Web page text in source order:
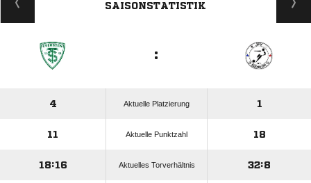
SAISONSTATISTIK
:
4 Aktuelle Platzierung 1
11 Aktuelle Punktzahl 18
18:16 Aktuelles Torverhältnis 32:8